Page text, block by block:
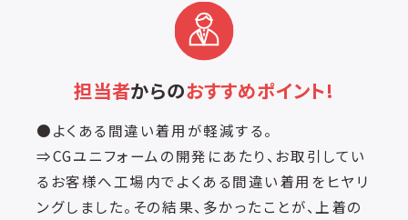
担当者からのおすすめポイント!
●よくある間違い着用が軽減する。
⇒CGユニフォームの開発にあたり、お取引してい
るお客様へ工場内でよくある間違い着用をヒヤリ
ングしました。その結果、多かったことが、上着の